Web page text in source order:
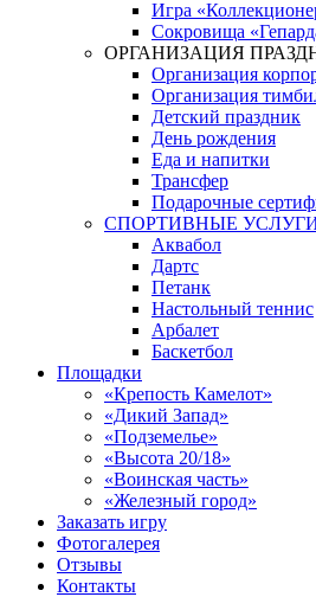
Игра
Сокровища
ОРГАНИЗАЦИЯ
Организация
Организация
Детский праздник
День рождения
Еда и напитки
Трансфер
Подарочные
СПОРТИВНЫЕ
Аквабол
Дартс
Петанк
Настольный теннис
Арбалет
Баскетбол
Площадки
«Крепость Камелот»
«Дикий Запад»
«Подземелье»
«Высота 20/18»
«Воинская часть»
«Железный город»
Заказать игру
Фотогалерея
Отзывы
Контакты